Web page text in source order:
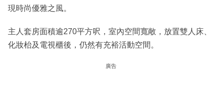
現時尚優雅之風。
主人套房面積逾270平方呎，室內空間寬敞，放置雙人床、
化妝枱及電視櫃後，仍然有充裕活動空間。
廣告